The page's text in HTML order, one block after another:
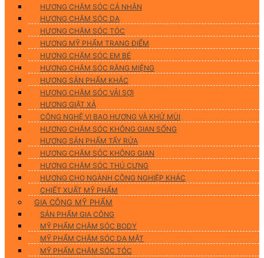
HƯƠNG CHĂM SÓC CÁ NHÂN
HƯƠNG CHĂM SÓC DA
HƯƠNG CHĂM SÓC TÓC
HƯƠNG MỸ PHẨM TRANG ĐIỂM
HƯƠNG CHĂM SÓC EM BÉ
HƯƠNG CHĂM SÓC RĂNG MIỆNG
HƯƠNG SẢN PHẨM KHÁC
HƯƠNG CHĂM SÓC VẢI SỢI
HƯƠNG GIẶT XẢ
CÔNG NGHỆ VI BAO HƯƠNG VÀ KHỬ MÙI
HƯƠNG CHĂM SÓC KHÔNG GIAN SỐNG
HƯƠNG SẢN PHẨM TẨY RỬA
HƯƠNG CHĂM SÓC KHÔNG GIAN
HƯƠNG CHĂM SÓC THÚ CƯNG
HƯƠNG CHO NGÀNH CÔNG NGHIỆP KHÁC
CHIẾT XUẤT MỸ PHẨM
GIA CÔNG MỸ PHẨM
SẢN PHẨM GIA CÔNG
MỸ PHẨM CHĂM SÓC BODY
MỸ PHẨM CHĂM SÓC DA MẶT
MỸ PHẨM CHĂM SÓC TÓC